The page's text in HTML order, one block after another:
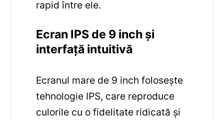
rapid între ele.
Ecran IPS de 9 inch și
interfață intuitivă
Ecranul mare de 9 inch folosește
tehnologie IPS, care reproduce
culorile cu o fidelitate ridicată și